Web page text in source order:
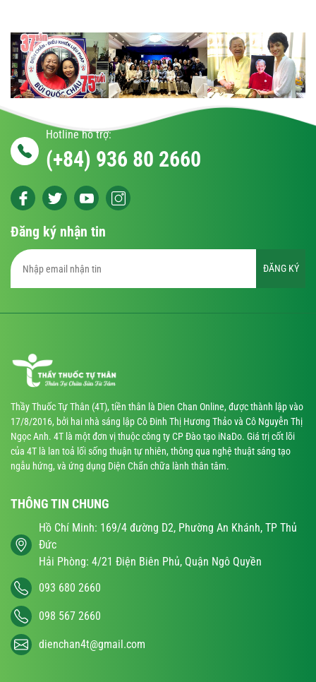
Hotline hỗ trợ:
(+84) 936 80 2660
Đăng ký nhận tin
ĐĂNG KÝ
Thầy Thuốc Tự Thân (4T), tiền thân là Dien Chan Online, được thành lập vào
17/8/2016, bởi hai nhà sáng lập Cô Đinh Thị Hương Thảo và Cô Nguyễn Thị
Ngọc Anh. 4T là một đơn vị thuộc công ty CP Đào tạo iNaDo. Giá trị cốt lõi
của 4T là lan toả lối sống thuận tự nhiên, thông qua nghệ thuật sáng tạo
ngẫu hứng, và ứng dụng Diện Chẩn chữa lành thân tâm.
THÔNG TIN CHUNG
Hồ Chí Minh: 169/4 đường D2, Phường An Khánh, TP Thủ
Đức
Hải Phòng: 4/21 Điện Biên Phủ, Quận Ngô Quyền
093 680 2660
098 567 2660
dienchan4t@gmail.com